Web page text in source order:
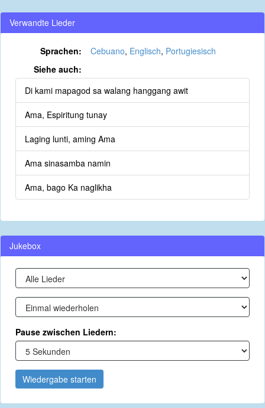
Verwandte Lieder
Sprachen: Cebuano, Englisch, Portugiesisch
Siehe auch:
Di kami mapagod sa walang hanggang awit
Ama, Espiritung tunay
Laging lunti, aming Ama
Ama sinasamba namin
Ama, bago Ka naglikha
Jukebox
Pause zwischen Liedern:
Wiedergabe starten